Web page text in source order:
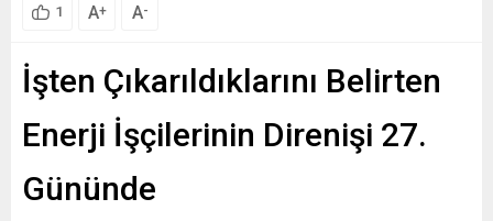
1 A+ A-
İşten Çıkarıldıklarını Belirten
Enerji İşçilerinin Direnişi 27.
Gününde